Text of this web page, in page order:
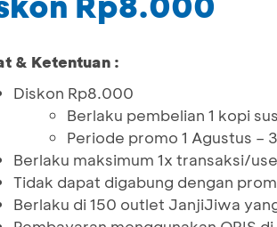
& Ketentuan :
Diskon Rp8.000
Berlaku pembelian 1 kopi
Periode promo 1 Agustus –
Berlaku maksimum 1x transaksi/
Tidak dapat digabung dengan
Berlaku di 150 outlet JanjiJiwa